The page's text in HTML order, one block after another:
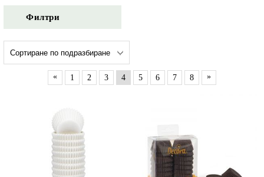
Филтри
« 1 2 3 4 5 6 7 8 »